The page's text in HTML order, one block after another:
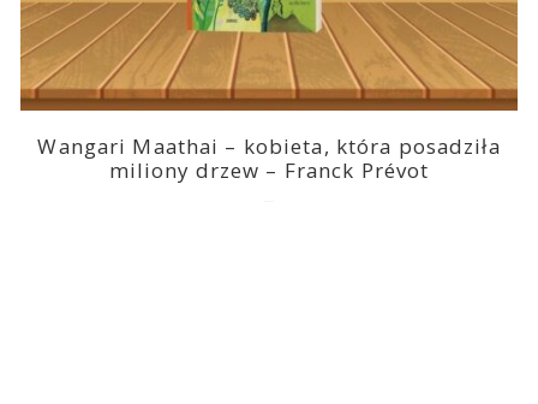
Wangari Maathai – kobieta, która posadziła
miliony drzew – Franck Prévot